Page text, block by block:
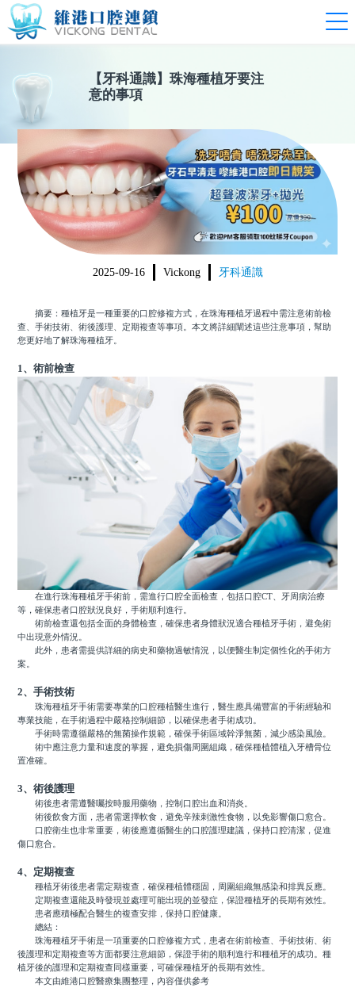
【 牙科通識】 珠海種植牙要注
意的事項
2025-09-16 Vickong 牙科通識
摘要：種植牙是一種重要的口腔修複方式，在珠海種植牙過程中需注意術前檢
查、手術技術、術後護理、定期複查等事項。本文將詳細闡述這些注意事項，幫助
您更好地了解珠海種植牙。
1、術前檢查
在進行珠海種植牙手術前，需進行口腔全面檢查，包括口腔CT、牙周病治療
等，確保患者口腔狀況良好，手術順利進行。
術前檢查還包括全面的身體檢查，確保患者身體狀況適合種植牙手術，避免術
中出現意外情況。
此外，患者需提供詳細的病史和藥物過敏情況，以便醫生制定個性化的手術方
案。
2、手術技術
珠海種植牙手術需要專業的口腔種植醫生進行，醫生應具備豐富的手術經驗和
專業技能，在手術過程中嚴格控制細節，以確保患者手術成功。
手術時需遵循嚴格的無菌操作規範，確保手術區域幹淨無菌，減少感染風險。
術中應注意力量和速度的掌握，避免損傷周圍組織，確保種植體植入牙槽骨位
置准確。
3、術後護理
術後患者需遵醫囑按時服用藥物，控制口腔出血和消炎。
術後飲食方面，患者需選擇軟食，避免辛辣刺激性食物，以免影響傷口愈合。
口腔衛生也非常重要，術後應遵循醫生的口腔護理建議，保持口腔清潔，促進
傷口愈合。
4、定期複查
種植牙術後患者需定期複查，確保種植體穩固，周圍組織無感染和排異反應。
定期複查還能及時發現並處理可能出現的並發症，保證種植牙的長期有效性。
患者應積極配合醫生的複查安排，保持口腔健康。
總結：
珠海種植牙手術是一項重要的口腔修複方式，患者在術前檢查、手術技術、術
後護理和定期複查等方面都要注意細節，保證手術的順利進行和種植牙的成功。種
植牙後的護理和定期複查同樣重要，可確保種植牙的長期有效性。
本文由維港口腔醫療集團整理，內容僅供參考